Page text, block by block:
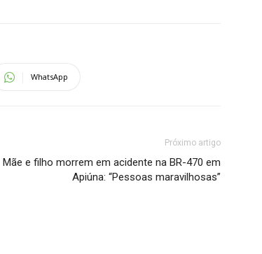
WhatsApp
Próximo artigo
Mãe e filho morrem em acidente na BR-470 em
Apiúna: “Pessoas maravilhosas”